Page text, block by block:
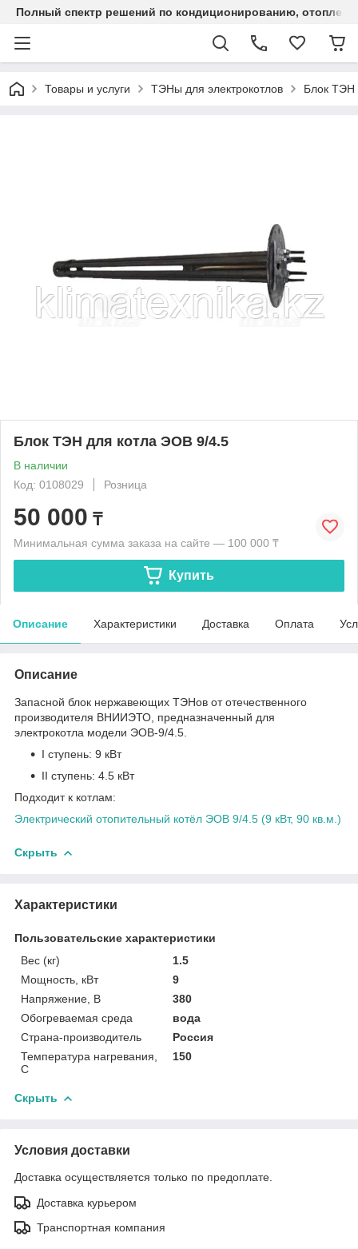
Полный спектр решений по кондиционированию,
Товары и услуги ТЭНы для электрокотлов Блок ТЭН
Блок ТЭН для котла ЭОВ 9/4.5
В наличии
Код: 0108029
Розница
50 000 ₸
Минимальная сумма заказа на сайте — 100 000 ₸
Купить
Описание Характеристики Доставка Оплата
Описание
Запасной блок нержавеющих ТЭНов от отечественного
производителя ВНИИЭТО, предназначенный для
электрокотла модели ЭОВ-9/4.5.
I ступень: 9 кВт
II ступень: 4.5 кВт
Подходит к котлам:
Электрический отопительный котёл ЭОВ 9/4.5 (9 кВт, 90 кв.м.)
Скрыть
Характеристики
Пользовательские характеристики
Вес (кг)
1.5
Мощность, кВт
9
Напряжение, В
380
Обогреваемая среда
вода
Страна-производитель
Россия
Температура нагревания,
C
150
Скрыть
Условия доставки
Доставка осуществляется только по предоплате.
Доставка курьером
Транспортная компания